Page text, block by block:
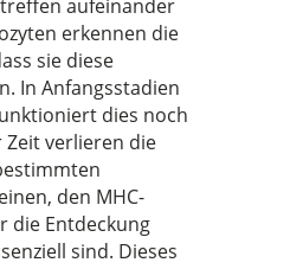
aufeinander
erkennen die
sie diese
In Anfangsstadien
dies noch
verlieren die
den MHC-
die Entdeckung
sind. Dieses